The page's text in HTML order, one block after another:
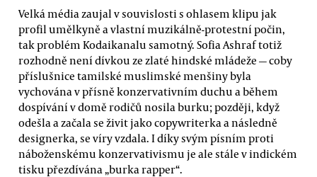
Velká média zaujal v souvislosti s ohlasem klipu jak
profil umělkyně a vlastní muzikálně-protestní počin,
tak problém Kodaikanalu samotný. Sofia Ashraf totiž
rozhodně není dívkou ze zlaté hindské mládeže — coby
příslušnice tamilské muslimské menšiny byla
vychována v přísně konzervativním duchu a během
dospívání v domě rodičů nosila burku; později, když
odešla a začala se živit jako copywriterka a následně
designerka, se víry vzdala. I díky svým písním proti
náboženskému konzervativismu je ale stále v indickém
tisku přezdívána „burka rapper“.